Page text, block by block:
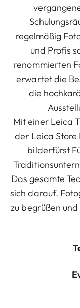
regelmäßig
und Profis
renommierten
erwartet die
die
Mit einer Leica
der Leica Store
bilderfürst
Das gesamte
sich darauf,
zu begrüßen